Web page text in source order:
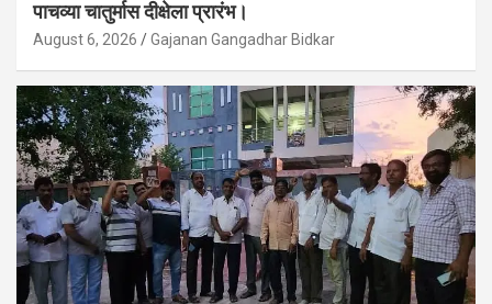
पाचव्या चातुर्मास दीक्षेला प्रारंभ।
August 6, 2026 Gajanan Gangadhar Bidkar